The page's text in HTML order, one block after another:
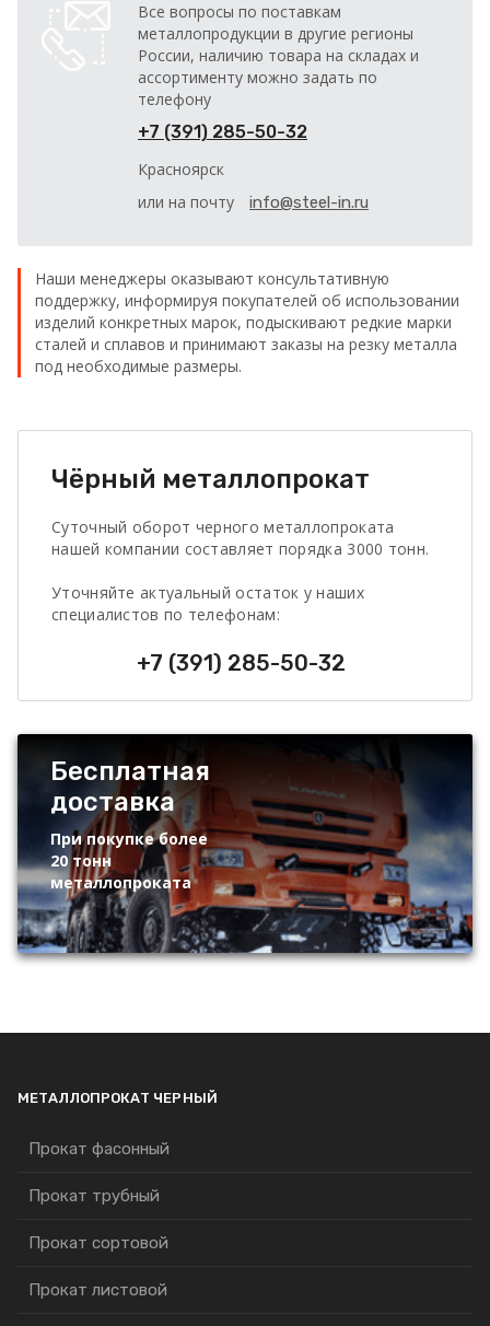
Все вопросы по поставкам
металлопродукции в другие регионы
России, наличию товара на складах и
ассортименту можно задать по
телефону
+7 (391) 285-50-32
Красноярск
или на почту
info@steel-in.ru
Наши менеджеры оказывают консультативную
поддержку, информируя покупателей об использовании
изделий конкретных марок, подыскивают редкие марки
сталей и сплавов и принимают заказы на резку металла
под необходимые размеры.
Чёрный металлопрокат
Суточный оборот черного металлопроката
нашей компании составляет порядка 3000 тонн.
Уточняйте актуальный остаток у наших
специалистов по телефонам:
+7 (391) 285-50-32
Бесплатная
доставка
При покупке более
20 тонн
металлопроката
МЕТАЛЛОПРОКАТ ЧЕРНЫЙ
Прокат фасонный
Прокат трубный
Прокат сортовой
Прокат листовой